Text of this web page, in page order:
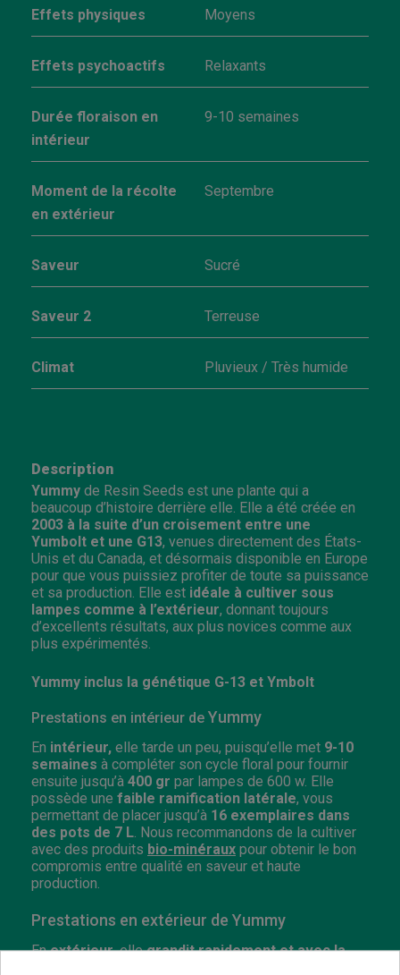
Effets physiques Moyens
Effets psychoactifs Relaxants
Durée floraison en
intérieur
9-10 semaines
Moment de la récolte
en extérieur
Septembre
Saveur Sucré
Saveur 2 Terreuse
Climat Pluvieux / Très humide
Description
Yummy de Resin Seeds est une plante qui a
beaucoup d’histoire derrière elle. Elle a été créée en
2003 à la suite d’un croisement entre une
Yumbolt et une G13, venues directement des États-
Unis et du Canada, et désormais disponible en Europe
pour que vous puissiez profiter de toute sa puissance
et sa production. Elle est idéale à cultiver sous
lampes comme à l’extérieur, donnant toujours
d’excellents résultats, aux plus novices comme aux
plus expérimentés.
Yummy inclus la génétique G-13 et Ymbolt
Prestations en intérieur de Yummy
En intérieur, elle tarde un peu, puisqu’elle met 9-10
semaines à compléter son cycle floral pour fournir
ensuite jusqu’à 400 gr par lampes de 600 w. Elle
possède une faible ramification latérale, vous
permettant de placer jusqu’à 16 exemplaires dans
des pots de 7 L . Nous recommandons de la cultiver
avec des produits bio-minéraux pour obtenir le bon
compromis entre qualité en saveur et haute
production.
Prestations en extérieur de Yummy
Enextérieur,ellegrandit rapidement et avec la